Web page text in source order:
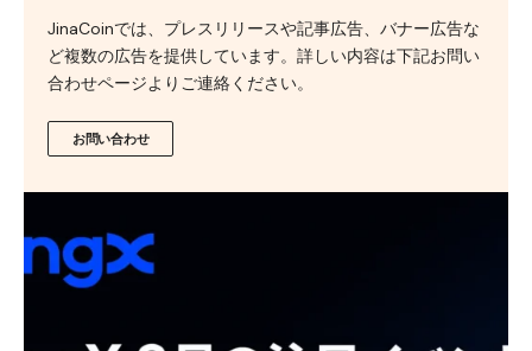
JinaCoinでは、プレスリリースや記事広告、バナー広告な
ど複数の広告を提供しています。詳しい内容は下記お問い
合わせページよりご連絡ください。
お問い合わせ